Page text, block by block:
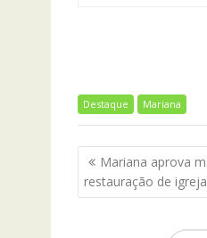
Destaque Mariana
Navegação
de
Post
Mariana aprova
restauração de